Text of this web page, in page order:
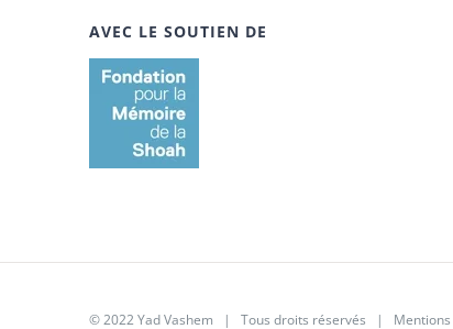
AVEC LE SOUTIEN DE
© 2022 Yad Vashem | Tous droits réservés |